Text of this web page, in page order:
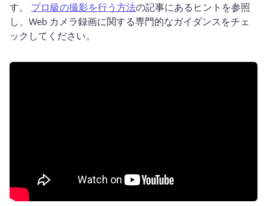
す。 プロ級の撮影を行う方法の記事にあるヒントを参照
し、Web カメラ録画に関する専門的なガイダンスをチェ
ックしてください。